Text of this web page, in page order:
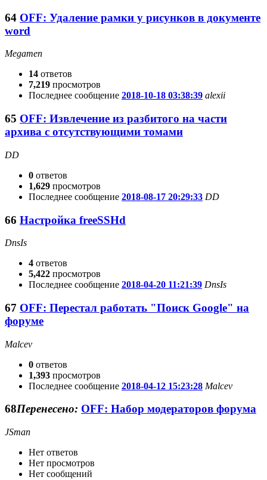
64 OFF: Удаление рамки у рисунков в документе
word
Megamen
14 ответов
7,219 просмотров
Последнее сообщение 2018-10-18 03:38:39 alexii
65 OFF: Извлечение из разбитого на части
архива с отсутствующими томами
DD
0 ответов
1,629 просмотров
Последнее сообщение 2018-08-17 20:29:33 DD
66 Настройка freeSSHd
DnsIs
4 ответов
5,422 просмотров
Последнее сообщение 2018-04-20 11:21:39 DnsIs
67 OFF: Перестал работать "Поиск Google" на
форуме
Malcev
0 ответов
1,393 просмотров
Последнее сообщение 2018-04-12 15:23:28 Malcev
68Перенесено: OFF: Набор модераторов форума
JSmаn
Нет ответов
Нет просмотров
Нет сообщений